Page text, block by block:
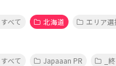
すべて 北海道 エリア
すべて Japaaan PR _